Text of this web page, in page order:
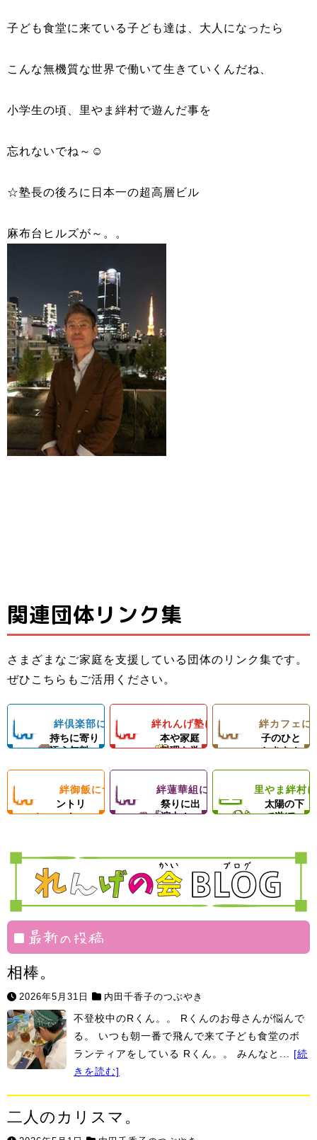
子ども食堂に来ている子ども達は、大人になったら
こんな無機質な世界で働いて生きていくんだね、
小学生の頃、里やま絆村で遊んだ事を
忘れないでね～☺
☆塾長の後ろに日本一の超高層ビル
麻布台ヒルズが～。。
関連団体リンク集
さまざまなご家庭を支援している団体のリンク集です。
ぜひこちらもご活用ください。
絆
倶
楽
子どもの気
持ちに寄り
添う無料
子どもたちと親
＆子どもたちの
成長を支える無
絆倶楽部について
絆
れ
ん
塾
料理の基
本や家庭
料理を学
子ども料理教室
でお母さんのお
ようになろう！
体験型子ども食
絆れんげ塾について
絆
カ
フ
楽しい親
子のひと
ときを！
フェランチ（軽
絆カフェに
絆
飯
フードパ
ントリ
ー！
ひとり親家庭、
っぱいの手作り
ご飯＆食材配布
絆御飯について絆
華
組
地域のお
祭りに出
演中！
子ども食堂＆プ
ロの先生による
ダンスレッス
と食材配布でお
母さんをサポー
絆蓮華組について
里
ま
絆
思いきり
太陽の下
で遊ぼ
動を通じて子ど
もたちの心の成
里やま絆村
最新の投稿
相棒。
2026年5月31日 内田千香子のつぶやき
不登校中のRくん。。 Rくんのお母さんが悩んで
る。 いつも朝一番で飛んで来て子ども食堂のボ
ランティアをしている Rくん。。 みんなと... [続
きを読む]
二人のカリスマ。